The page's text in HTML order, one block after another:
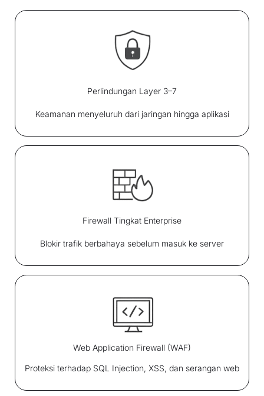
Perlindungan Layer 3–7
Keamanan menyeluruh dari jaringan hingga aplikasi
Firewall Tingkat Enterprise
Blokir trafik berbahaya sebelum masuk ke server
Web Application Firewall (WAF)
Proteksi terhadap SQL Injection, XSS, dan serangan web